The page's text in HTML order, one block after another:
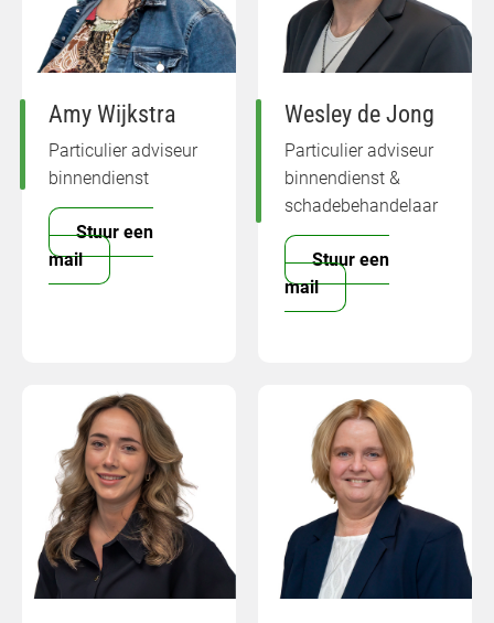
Amy Wijkstra
Particulier adviseur
binnendienst
Stuur een
mail
Wesley de Jong
Particulier adviseur
binnendienst &
schadebehandelaar
Stuur een
mail